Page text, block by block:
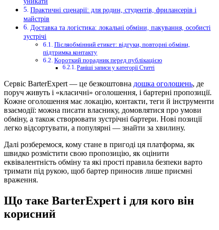
Практичні сценарії: для родин, студентів, фрилансерів і
майстрів
Доставка та логістика: локальні обміни, пакування, особисті
зустрічі
Післяобмінний етикет: відгуки, повторні обміни,
підтримка контакту
Короткий порадник перед публікацією
Раніші записи у категорії Статті
Сервіс BarterExpert — це безкоштовна дошка оголошень, де
поруч живуть і «класичні» оголошення, і бартерні пропозиції.
Кожне оголошення має локацію, контакти, теги й інструменти
взаємодії: можна писати власнику, домовлятися про умови
обміну, а також створювати зустрічні бартери. Нові позиції
легко відсортувати, а популярні — знайти за хвилину.
Далі розберемося, кому стане в пригоді ця платформа, як
швидко розмістити свою пропозицію, як оцінити
еквівалентність обміну та які прості правила безпеки варто
тримати під рукою, щоб бартер приносив лише приємні
враження.
Що таке BarterExpert і для кого він
корисний